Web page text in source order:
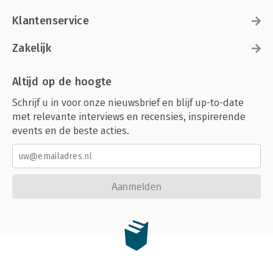
Klantenservice
Zakelijk
Altijd op de hoogte
Schrijf u in voor onze nieuwsbrief en blijf up-to-date
met relevante interviews en recensies, inspirerende
events en de beste acties.
Aanmelden